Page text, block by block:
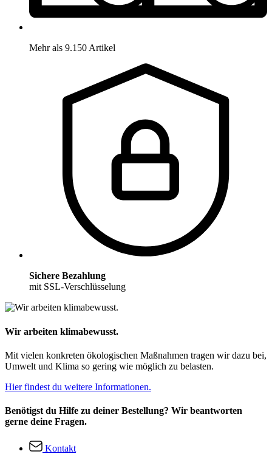
Mehr als 9.150 Artikel
Sichere Bezahlung
mit SSL-Verschlüsselung
Wir arbeiten klimabewusst.
Mit vielen konkreten ökologischen Maßnahmen tragen wir dazu bei,
Umwelt und Klima so gering wie möglich zu belasten.
Hier findest du weitere Informationen.
Benötigst du Hilfe zu deiner Bestellung? Wir beantworten
gerne deine Fragen.
Kontakt